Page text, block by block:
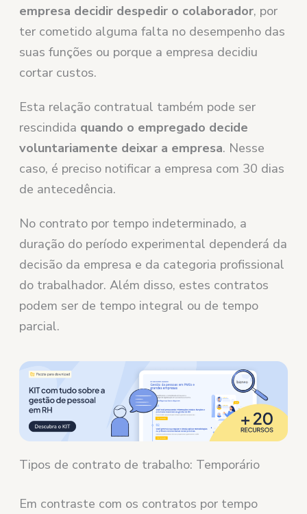
empresa decidir despedir o colaborador, por
ter cometido alguma falta no desempenho das
suas funções ou porque a empresa decidiu
cortar custos.
Esta relação contratual também pode ser
rescindida quando o empregado decide
voluntariamente deixar a empresa. Nesse
caso, é preciso notificar a empresa com 30 dias
de antecedência.
No contrato por tempo indeterminado, a
duração do período experimental dependerá da
decisão da empresa e da categoria profissional
do trabalhador. Além disso, estes contratos
podem ser de tempo integral ou de tempo
parcial.
Tipos de contrato de trabalho: Temporário
Em contraste com os contratos por tempo